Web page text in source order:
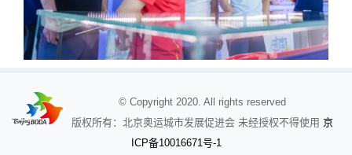
© Copyright 2020. All rights reserved
版权所有：北京奥运城市发展促进会 未经授权不得使用 京
ICP备10016671号-1